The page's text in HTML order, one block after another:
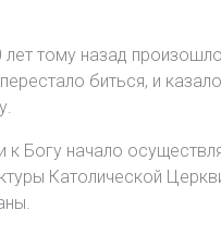
тому назад
биться, и
начало
Католической